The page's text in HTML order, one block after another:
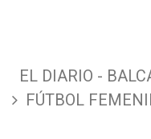
EL DIARIO -
FÚTBOL